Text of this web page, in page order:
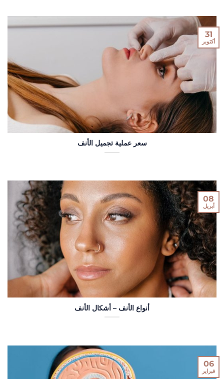
سعر عملية تجميل الأنف
31
أكتوبر
أنواع الأنف – أشكال الأنف
08
أبريل
06
فبراير